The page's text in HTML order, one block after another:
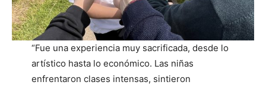
“Fue una experiencia muy sacrificada, desde lo
artístico hasta lo económico. Las niñas
enfrentaron clases intensas, sintieron